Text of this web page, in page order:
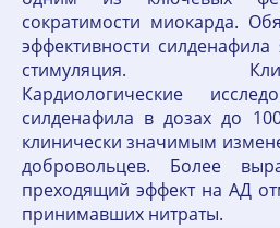
сократимости миокарда.
эффективности силденафила
стимуляция.
Кардиологические
силденафила в дозах до
клинически значимым
добровольцев. Более
преходящий эффект на АД
принимавших нитраты.